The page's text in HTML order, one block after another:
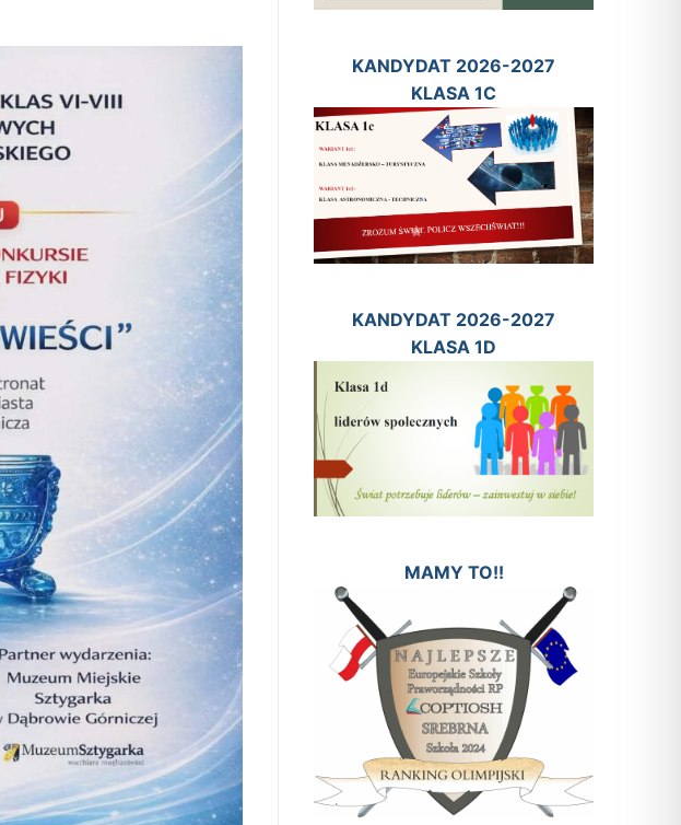
KANDYDAT 2026-2027
KLASA 1C
KANDYDAT 2026-2027
KLASA 1D
MAMY TO!!